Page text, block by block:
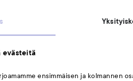
evästeitä
ensimmäisen ja kolmannen